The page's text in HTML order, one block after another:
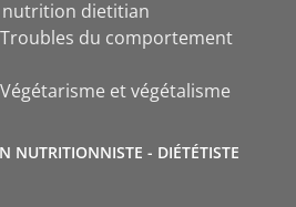
dietitian
du comportement
et végétalisme
NUTRITIONNISTE - DIÉTÉTISTE